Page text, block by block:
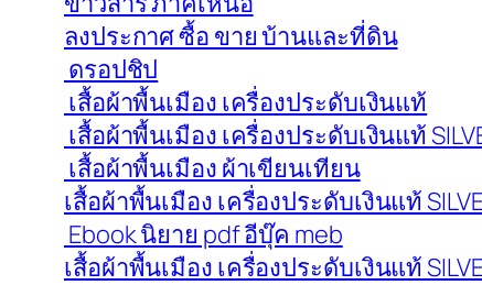
ลงประกาศ ซื้อ ขาย บ้านและที่ดิน
ดรอปชิป
เสื้อผ้าพื้นเมือง เครื่องประดับเงินแท้
เสื้อผ้าพื้นเมือง เครื่องประดับเงินแท้
เสื้อผ้าพื้นเมือง ผ้าเขียนเทียน
เสื้อผ้าพื้นเมือง เครื่องประดับเงินแท้
Ebook นิยาย pdf อีบุ๊ค meb
เสื้อผ้าพื้นเมือง เครื่องประดับเงินแท้